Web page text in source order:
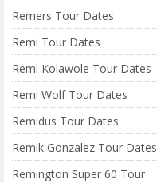
Remers Tour Dates
Remi Tour Dates
Remi Kolawole Tour Dates
Remi Wolf Tour Dates
Remidus Tour Dates
Remik Gonzalez Tour Dates
Remington Super 60 Tour